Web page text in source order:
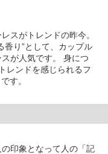
スがトレンドの昨今。
香り”として、カップル
が人気です。 身につ
レンドを感じられるフ
す。
印象となって人の「記